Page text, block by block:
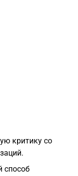
критику со
способ